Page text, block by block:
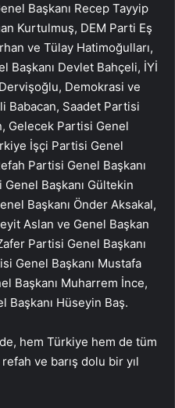
Başkanı Recep Tayyip
Kurtulmuş, DEM Parti Eş
ve Tülay Hatimoğulları,
Başkanı Devlet Bahçeli, İYİ
Demokrasi ve
Babacan, Saadet Partisi
Gelecek Partisi Genel
İşçi Partisi Genel
Partisi Genel Başkanı
Başkanı Gültekin
Başkanı Önder Aksakal,
Aslan ve Genel Başkan
Partisi Genel Başkanı
Genel Başkanı Mustafa
Başkanı Muharrem İnce,
Başkanı Hüseyin Baş.
hem Türkiye hem de tüm
ve barış dolu bir yıl